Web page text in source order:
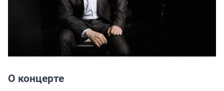
О концерте